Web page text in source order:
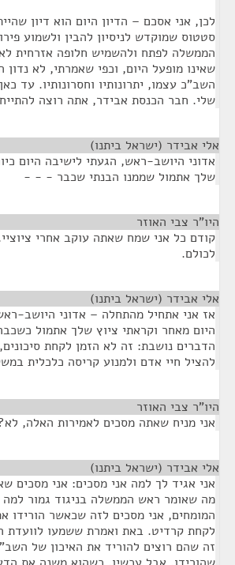
לכן, אני אסכם – הדיון היום הוא דיון
סטטוס שמוקדש לניסיון להבין ולשמוע
הממשלה לפתח ולהשמיש חלופה אזרחית
שאינו מופעל היום, וכפי שאמרתי, לא
השב"כ עצמו, יתרונותיו וחסרונותיו. עד
שלי. חבר הכנסת אבידר, אתה רוצה
אלי אבידר (ישראל ביתנו)
אדוני היושב-ראש, הגעתי לישיבה היום
שלך אתמול שממנו הבנתי שכבר - - -
היו"ר צבי האוזר
קודם כל אני שמח שאתה עוקב אחרי
לכולם.
אלי אבידר (ישראל ביתנו)
אז אני אתחיל מהתחלה – אדוני היושב-
היום מאחר וקראתי ציוץ שלך אתמול
הדברים נושבת: זה לא הזמן לקחת
להציל חיי אדם ולמנוע קריסה כלכלית
היו"ר צבי האוזר
אני מניח שאתה מסכים לאמירות האלה,
אלי אבידר (ישראל ביתנו)
אני אגיד לך למה אני מסכים: אני מסכים
מה שאומר ראש הממשלה בניגוד גמור למה
המומחים, אני מסכים לזה שכאשר הורידו
לקחת קרדיט. באת ואמרת ששמעו לוועדת
זה שהם רוצים להוריד את האיכון של